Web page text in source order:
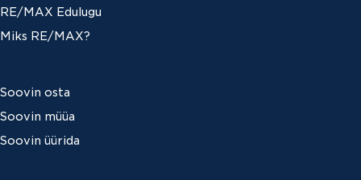
RE/MAX Edulugu
Miks RE/MAX?
Soovin osta
Soovin müüa
Soovin üürida